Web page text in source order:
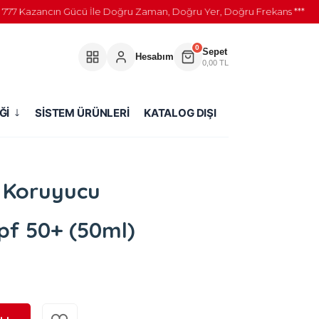
Gücü İle Doğru Zaman, Doğru Yer, Doğru Frekans ***
Hesabım
0 Sepet
0,00 TL
SİSTEM ÜRÜNLERİ KATALOG DIŞI
Koruyucu
50+ (50ml)